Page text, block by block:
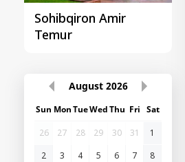
Sohibqiron Amir
Temur
August 2026
Sun MonTueWedThu Fri Sat
26
27 28 29 30 31
1
2
3 4 5 6 7
8